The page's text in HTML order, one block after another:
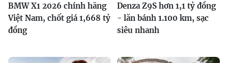
BMW X1 2026 chính hãng
Việt Nam, chốt giá 1,668 tỷ
đồng
Denza Z9S hơn 1,1 tỷ đồng
- lăn bánh 1.100 km, sạc
siêu nhanh